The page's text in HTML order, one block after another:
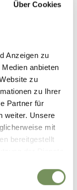
Über Cookies
Anzeigen zu
anbieten
zu
zu Ihrer
Partner für
weiter. Unsere
mit
bereitgestellt